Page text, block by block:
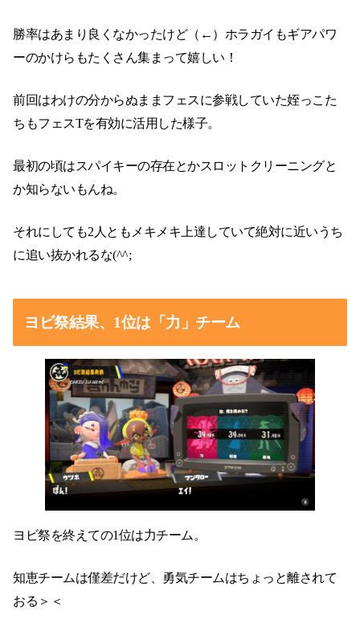
勝率はあまり良くなかったけど（←）ホラガイもギアパワ
ーのかけらもたくさん集まって嬉しい！
前回はわけの分からぬままフェスに参戦していた姪っこた
ちもフェスTを有効に活用した様子。
最初の頃はスパイキーの存在とかスロットクリーニングと
か知らないもんね。
それにしても2人ともメキメキ上達していて絶対に近いうち
に追い抜かれるな(^^;
ヨビ祭結果、1位は「力」チーム
ヨビ祭を終えての1位は力チーム。
知恵チームは僅差だけど、勇気チームはちょっと離されて
おる＞＜